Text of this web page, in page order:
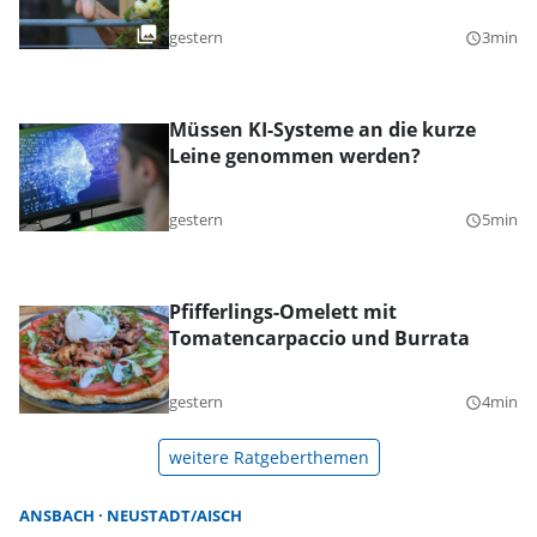
gestern query_builder3min
Müssen KI-Systeme an die kurze
Leine genommen werden?
gestern query_builder5min
Pfifferlings-Omelett mit
Tomatencarpaccio und Burrata
gestern query_builder4min
weitere Ratgeberthemen
ANSBACH NEUSTADT/AISCH